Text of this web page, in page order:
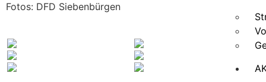
Fotos: DFD Siebenbürgen